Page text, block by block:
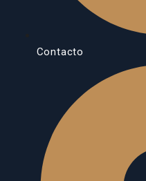
Contacto